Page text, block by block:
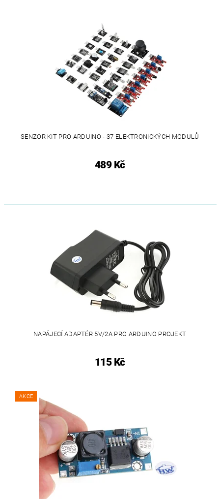
SENZOR KIT PRO ARDUINO - 37 ELEKTRONICKÝCH MODULŮ
489 Kč
NAPÁJECÍ ADAPTÉR 5V/2A PRO ARDUINO PROJEKT
115 Kč
AKCE